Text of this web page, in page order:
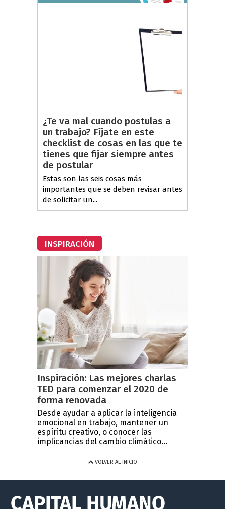
¿Te va mal cuando postulas a
un trabajo? Fíjate en este
checklist de cosas en las que te
tienes que fijar siempre antes
de postular
Estas son las seis cosas más
importantes que se deben revisar antes
de solicitar un...
INSPIRACIÓN
Inspiración: Las mejores charlas
TED para comenzar el 2020 de
forma renovada
Desde ayudar a aplicar la inteligencia
emocional en trabajo, mantener un
espíritu creativo, o conocer las
implicancias del cambio climático...
VOLVER AL INICIO